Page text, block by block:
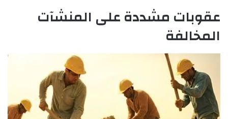
عقوبات مشددة على المنشآت
المخالفة